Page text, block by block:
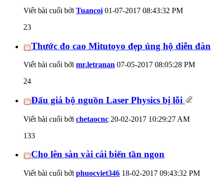
Viết bài cuối bởi Tuancoi 01-07-2017 08:43:32 PM
23
Thước đo cao Mitutoyo đẹp ủng hộ diễn đàn
Viết bài cuối bởi mr.letranan 07-05-2017 08:05:28 PM
24
Đấu giá bộ nguồn Laser Physics bị lỗi
Viết bài cuối bởi chetaocnc 20-02-2017 10:29:27 AM
133
Cho lên sàn vài cái biến tần ngon
Viết bài cuối bởi phuocviet346 18-02-2017 09:43:32 PM